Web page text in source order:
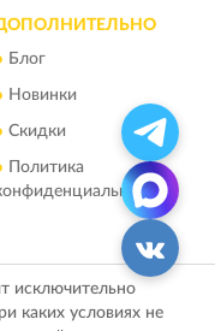
Блог
Новинки
Скидки
Политика
исключительно
каких условиях не